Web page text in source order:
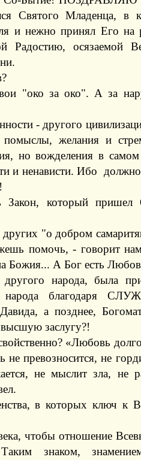
Святого Младенца, в
и нежно принял Его на
Радостию, осязаемой
"око за око". А за
- другого
желания и
но вожделения в самом
и ненависти. Ибо
Закон, который
"о добром
помочь, - говорит
Божия... А Бог есть
народа, была
народа благодаря
а позднее,
высшую заслугу?!
«Любовь
не превозносится, не
не мыслит зла, не
в которых ключ к
чтобы отношение
знаком,